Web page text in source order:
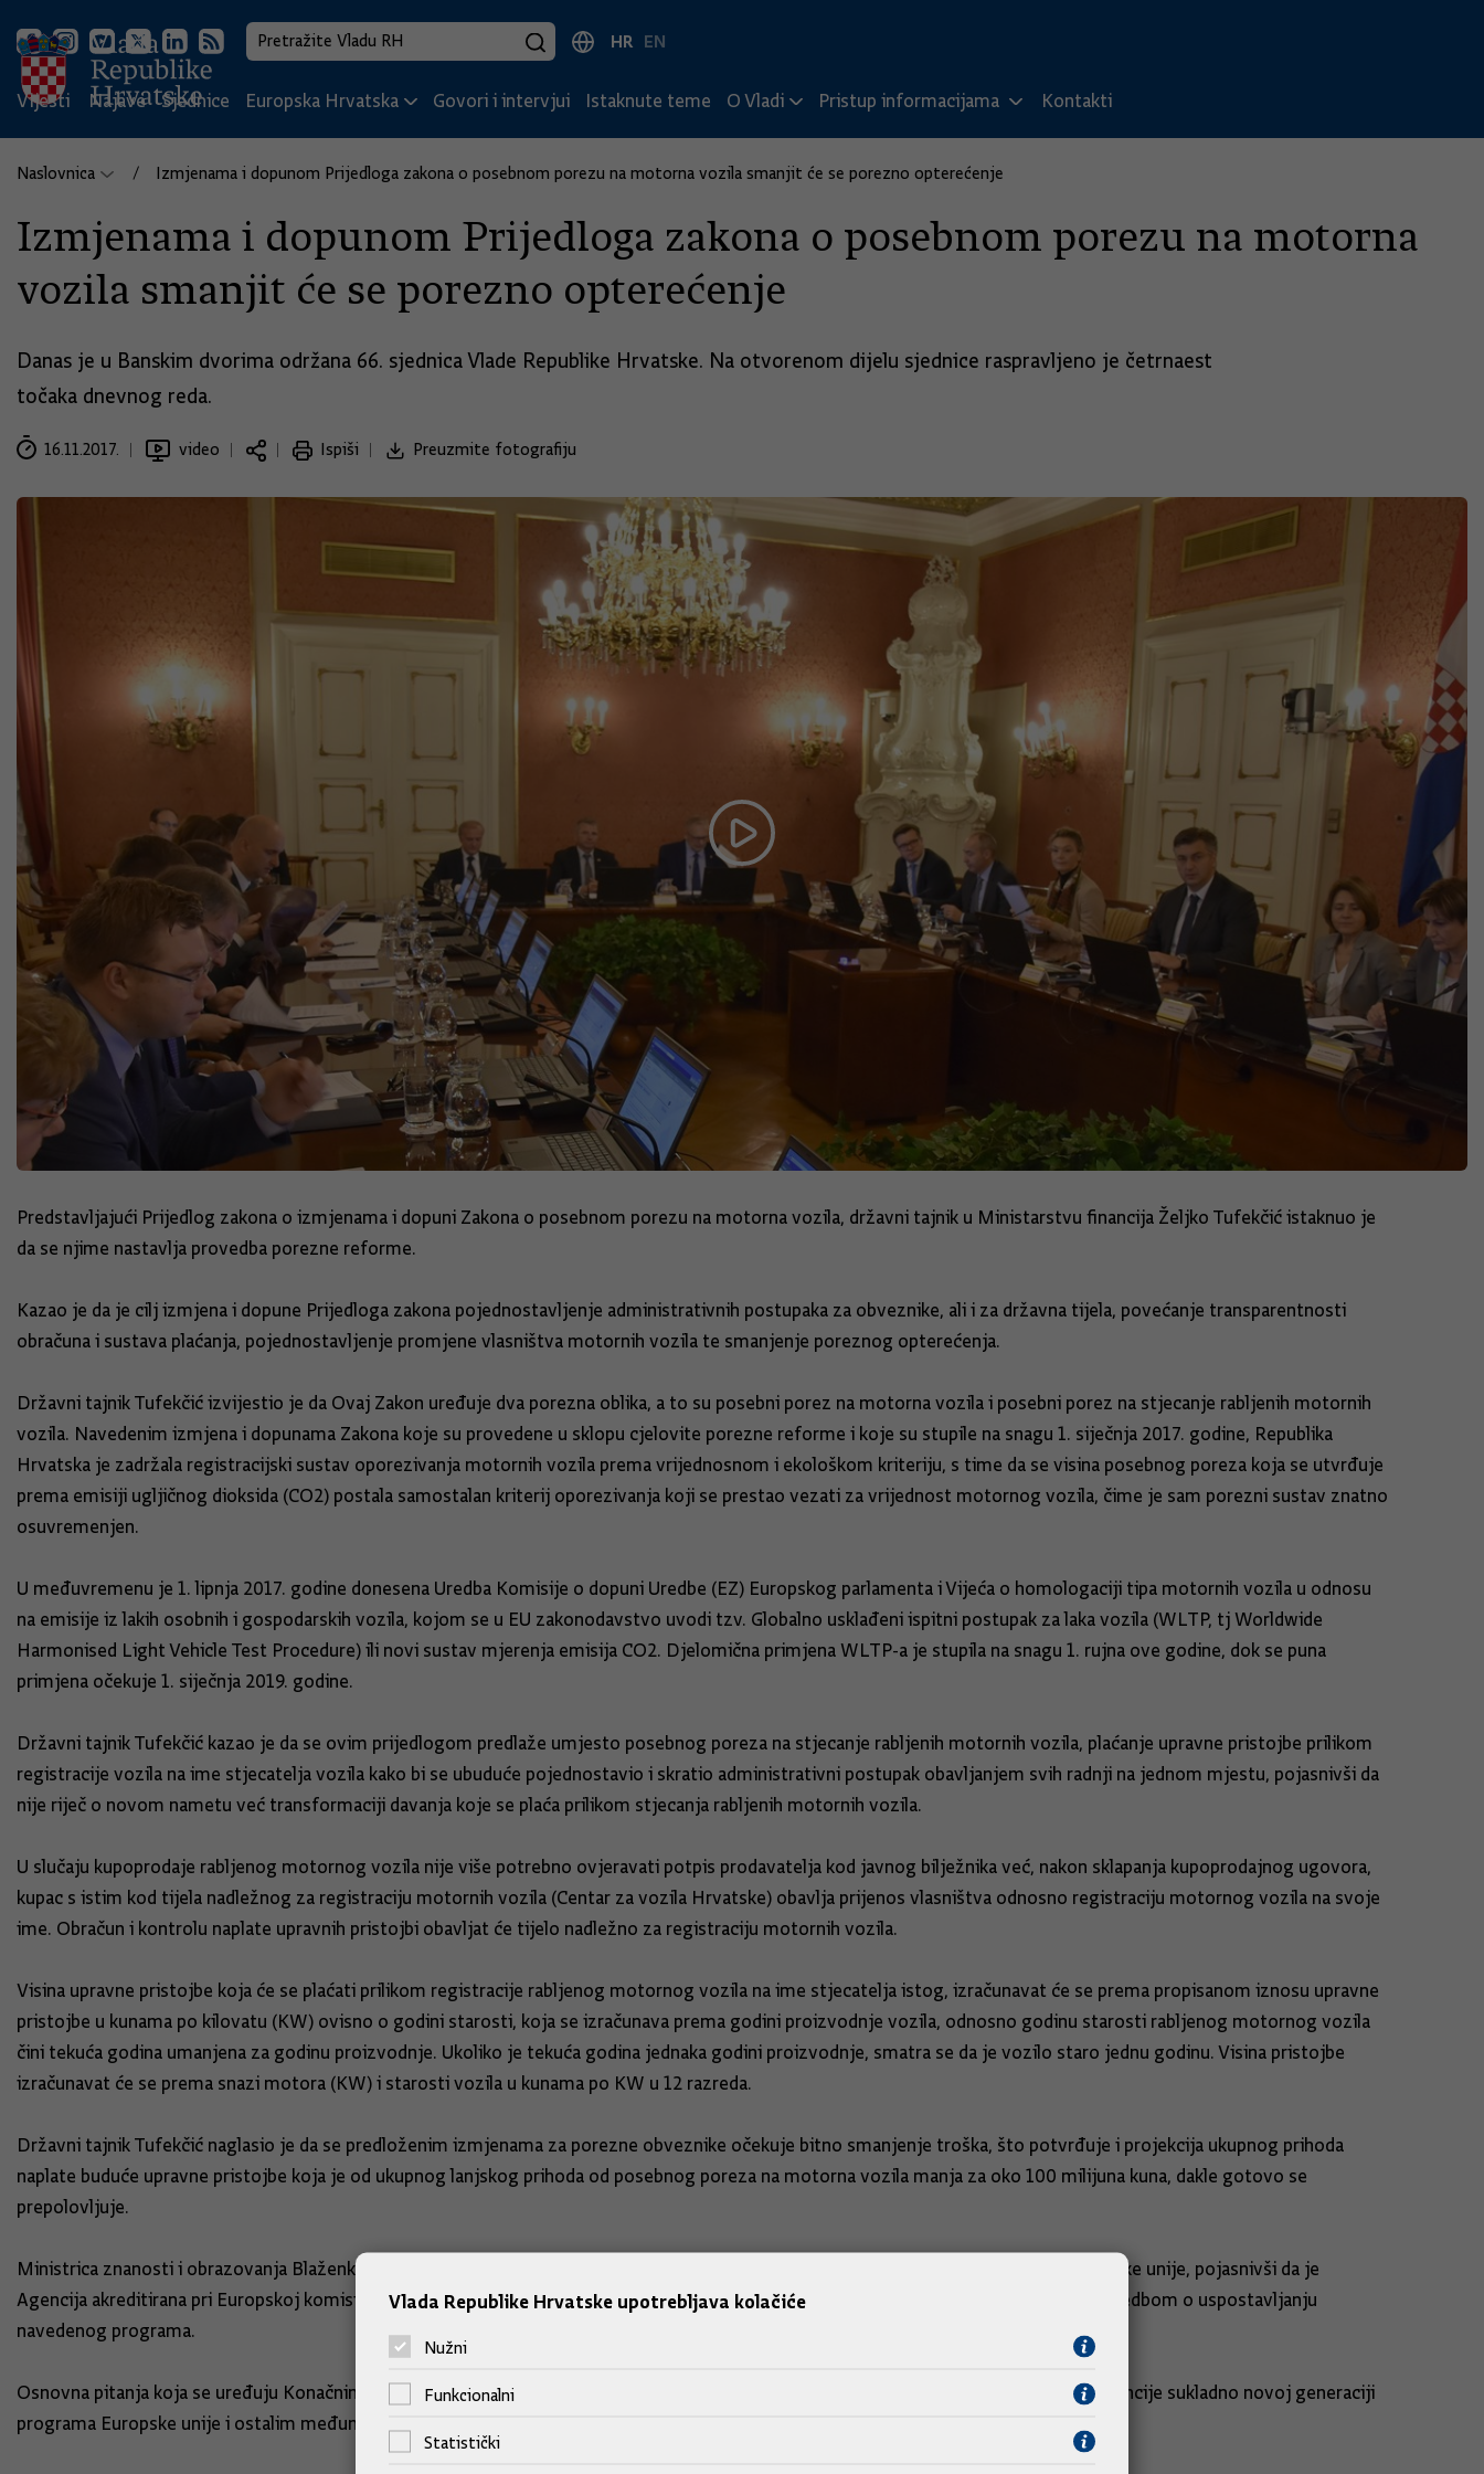
HR EN
Vijesti Najave Sjednice Europska Hrvatska Govori i intervjui Istaknute teme O Vladi Pristup informacijama Kontakti
Naslovnica Izmjenama i dopunom Prijedloga zakona o posebnom porezu na motorna vozila smanjit će se porezno opterećenje
Izmjenama i dopunom Prijedloga zakona o posebnom porezu na motorna
vozila smanjit će se porezno opterećenje
Danas je u Banskim dvorima održana 66. sjednica Vlade Republike Hrvatske. Na otvorenom dijelu sjednice raspravljeno je četrnaest
točaka dnevnog reda.
16.11.2017. video Ispiši Preuzmite fotografiju
Predstavljajući Prijedlog zakona o izmjenama i dopuni Zakona o posebnom porezu na motorna vozila, državni tajnik u Ministarstvu financija Željko Tufekčić istaknuo je
da se njime nastavlja provedba porezne reforme.
Kazao je da je cilj izmjena i dopune Prijedloga zakona pojednostavljenje administrativnih postupaka za obveznike, ali i za državna tijela, povećanje transparentnosti
obračuna i sustava plaćanja, pojednostavljenje promjene vlasništva motornih vozila te smanjenje poreznog opterećenja.
Državni tajnik Tufekčić izvijestio je da Ovaj Zakon uređuje dva porezna oblika, a to su posebni porez na motorna vozila i posebni porez na stjecanje rabljenih motornih
vozila. Navedenim izmjena i dopunama Zakona koje su provedene u sklopu cjelovite porezne reforme i koje su stupile na snagu 1. siječnja 2017. godine, Republika
Hrvatska je zadržala registracijski sustav oporezivanja motornih vozila prema vrijednosnom i ekološkom kriteriju, s time da se visina posebnog poreza koja se utvrđuje
prema emisiji ugljičnog dioksida (CO2) postala samostalan kriterij oporezivanja koji se prestao vezati za vrijednost motornog vozila, čime je sam porezni sustav znatno
osuvremenjen.
U međuvremenu je 1. lipnja 2017. godine donesena Uredba Komisije o dopuni Uredbe (EZ) Europskog parlamenta i Vijeća o homologaciji tipa motornih vozila u odnosu
na emisije iz lakih osobnih i gospodarskih vozila, kojom se u EU zakonodavstvo uvodi tzv. Globalno usklađeni ispitni postupak za laka vozila (WLTP, tj Worldwide
Harmonised Light Vehicle Test Procedure) ili novi sustav mjerenja emisija CO2. Djelomična primjena WLTP-a je stupila na snagu 1. rujna ove godine, dok se puna
primjena očekuje 1. siječnja 2019. godine.
Državni tajnik Tufekčić kazao je da se ovim prijedlogom predlaže umjesto posebnog poreza na stjecanje rabljenih motornih vozila, plaćanje upravne pristojbe prilikom
registracije vozila na ime stjecatelja vozila kako bi se ubuduće pojednostavio i skratio administrativni postupak obavljanjem svih radnji na jednom mjestu, pojasnivši da
nije riječ o novom nametu već transformaciji davanja koje se plaća prilikom stjecanja rabljenih motornih vozila.
U slučaju kupoprodaje rabljenog motornog vozila nije više potrebno ovjeravati potpis prodavatelja kod javnog bilježnika već, nakon sklapanja kupoprodajnog ugovora,
kupac s istim kod tijela nadležnog za registraciju motornih vozila (Centar za vozila Hrvatske) obavlja prijenos vlasništva odnosno registraciju motornog vozila na svoje
ime. Obračun i kontrolu naplate upravnih pristojbi obavljat će tijelo nadležno za registraciju motornih vozila.
Visina upravne pristojbe koja će se plaćati prilikom registracije rabljenog motornog vozila na ime stjecatelja istog, izračunavat će se prema propisanom iznosu upravne
pristojbe u kunama po kilovatu (KW) ovisno o godini starosti, koja se izračunava prema godini proizvodnje vozila, odnosno godinu starosti rabljenog motornog vozila
čini tekuća godina umanjena za godinu proizvodnje. Ukoliko je tekuća godina jednaka godini proizvodnje, smatra se da je vozilo staro jednu godinu. Visina pristojbe
izračunavat će se prema snazi motora (KW) i starosti vozila u kunama po KW u 12 razreda.
Državni tajnik Tufekčić naglasio je da se predloženim izmjenama za porezne obveznike očekuje bitno smanjenje troška, što potvrđuje i projekcija ukupnog prihoda
naplate buduće upravne pristojbe koja je od ukupnog lanjskog prihoda od posebnog poreza na motorna vozila manja za oko 100 milijuna kuna, dakle gotovo se
prepolovljuje.
Ministrica znanosti i obrazovanja Blaženka Divjak govorila je o Konačnom prijedlogu zakona o Agenciji za mobilnost i programe Europske unije, pojasnivši da je
Agencija akreditirana pri Europskoj komisiji za decentraliziranu provedbu programa Erasmus+te je stoga nužno daljnje usklađivanje s Uredbom o uspostavljanju
navedenog programa.
Osnovna pitanja koja se uređuju Konačnim prijedlogom zakona su proširenje opisa djelatnosti Agencije, redefiniranje ustroja i tijela Agencije sukladno novoj generaciji
programa Europske unije i ostalim međunarodnim programima koje provodi Agencija.
Vlada Republike Hrvatske upotrebljava kolačiće
Nužni
Funkcionalni
Statistički